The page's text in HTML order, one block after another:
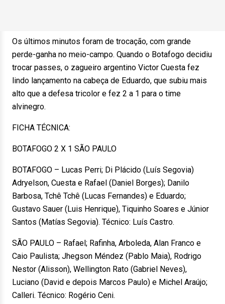
Os últimos minutos foram de trocação, com grande
perde-ganha no meio-campo. Quando o Botafogo decidiu
trocar passes, o zagueiro argentino Victor Cuesta fez
lindo lançamento na cabeça de Eduardo, que subiu mais
alto que a defesa tricolor e fez 2 a 1 para o time
alvinegro.
FICHA TÉCNICA:
BOTAFOGO 2 X 1 SÃO PAULO
BOTAFOGO – Lucas Perri; Di Plácido (Luís Segovia)
Adryelson, Cuesta e Rafael (Daniel Borges); Danilo
Barbosa, Tchê Tchê (Lucas Fernandes) e Eduardo;
Gustavo Sauer (Luis Henrique), Tiquinho Soares e Júnior
Santos (Matías Segovia). Técnico: Luís Castro.
SÃO PAULO – Rafael; Rafinha, Arboleda, Alan Franco e
Caio Paulista; Jhegson Méndez (Pablo Maia), Rodrigo
Nestor (Alisson), Wellington Rato (Gabriel Neves),
Luciano (David e depois Marcos Paulo) e Michel Araújo;
Calleri. Técnico: Rogério Ceni.